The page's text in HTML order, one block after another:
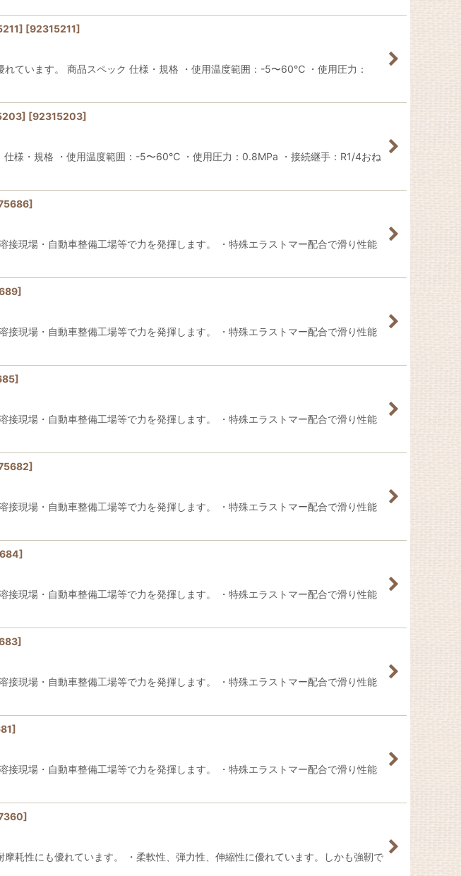
[92315211]
ています。 商品スペック 仕様・規格 ・使用温度範囲：-5〜60℃ ・使用圧力：
[92315203]
仕様・規格 ・使用温度範囲：-5〜60℃ ・使用圧力：0.8MPa ・接続継手：R1/4おね
]
現場・自動車整備工場等で力を発揮します。 ・特殊エラストマー配合で滑り性能
]
現場・自動車整備工場等で力を発揮します。 ・特殊エラストマー配合で滑り性能
]
現場・自動車整備工場等で力を発揮します。 ・特殊エラストマー配合で滑り性能
]
現場・自動車整備工場等で力を発揮します。 ・特殊エラストマー配合で滑り性能
]
現場・自動車整備工場等で力を発揮します。 ・特殊エラストマー配合で滑り性能
]
現場・自動車整備工場等で力を発揮します。 ・特殊エラストマー配合で滑り性能
]
現場・自動車整備工場等で力を発揮します。 ・特殊エラストマー配合で滑り性能
]
耗性にも優れています。 ・柔軟性、弾力性、伸縮性に優れています。しかも強靭で